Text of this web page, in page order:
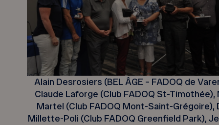
Alain Desrosiers (BEL ÂGE – FADOQ de
Claude Laforge (Club FADOQ St-Timothée),
Martel (Club FADOQ Mont-Saint-Grégoire),
Millette-Poli (Club FADOQ Greenfield Park),